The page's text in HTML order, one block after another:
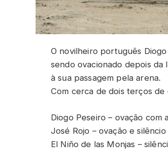
O novilheiro português
sendo ovacionado depois da
à sua passagem pela arena.
Com cerca de dois terços
Diogo Peseiro – ovação com
José Rojo – ovação e silêncio
El Niño de las Monjas –